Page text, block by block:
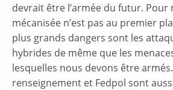
devrait être l’armée du futur. Pour
mécanisée n’est pas au premier
plus grands dangers sont les
hybrides de même que les
lesquelles nous devons être
renseignement et Fedpol sont